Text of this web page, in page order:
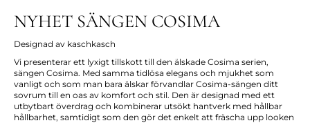
NYHET SÄNGEN COSIMA
Designad av kaschkasch
Vi presenterar ett lyxigt tillskott till den älskade Cosima serien,
sängen Cosima. Med samma tidlösa elegans och mjukhet som
vanligt och som man bara älskar förvandlar Cosima-sängen ditt
sovrum till en oas av komfort och stil. Den är designad med ett
utbytbart överdrag och kombinerar utsökt hantverk med hållbar
hållbarhet, samtidigt som den gör det enkelt att fräscha upp looken